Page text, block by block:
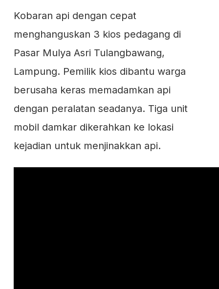
Kobaran api dengan cepat
menghanguskan 3 kios pedagang di
Pasar Mulya Asri Tulangbawang,
Lampung. Pemilik kios dibantu warga
berusaha keras memadamkan api
dengan peralatan seadanya. Tiga unit
mobil damkar dikerahkan ke lokasi
kejadian untuk menjinakkan api.